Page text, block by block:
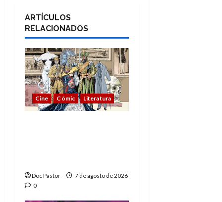
ARTÍCULOS
RELACIONADOS
Cine Cómic Literatura
Doc Pastor
7 de agosto de 2026
0